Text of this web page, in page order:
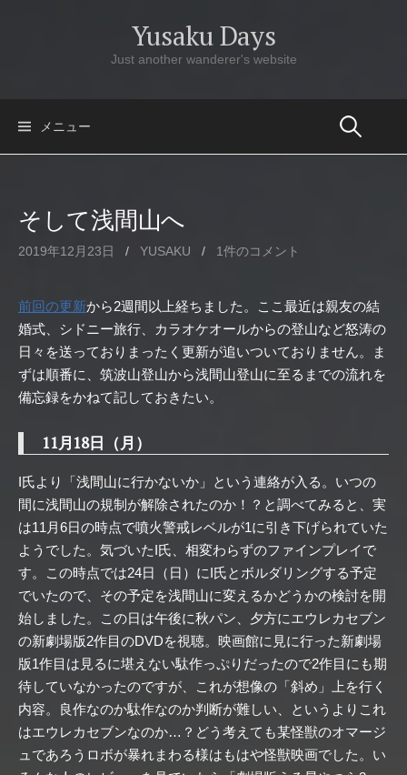
Yusaku Days
Just another wanderer's website
メニュー
そして浅間山へ
2019年12月23日 / YUSAKU / 1件のコメント
前回の更新から2週間以上経ちました。ここ最近は親友の結
婚式、シドニー旅行、カラオケオールからの登山など怒涛の
日々を送っておりまったく更新が追いついておりません。ま
ずは順番に、筑波山登山から浅間山登山に至るまでの流れを
備忘録をかねて記しておきたい。
11月18日（月）
I氏より「浅間山に行かないか」という連絡が入る。いつの
間に浅間山の規制が解除されたのか！？と調べてみると、実
は11月6日の時点で噴火警戒レベルが1に引き下げられていた
ようでした。気づいたI氏、相変わらずのファインプレイで
す。この時点では24日（日）にI氏とボルダリングする予定
でいたので、その予定を浅間山に変えるかどうかの検討を開
始しました。この日は午後に秋パン、夕方にエウレカセブン
の新劇場版2作目のDVDを視聴。映画館に見に行った新劇場
版1作目は見るに堪えない駄作っぷりだったので2作目にも期
待していなかったのですが、これが想像の「斜め」上を行く
内容。良作なのか駄作なのか判断が難しい、というよりこれ
はエウレカセブンなのか…？どう考えても某怪獣のオマージ
ュであろうロボが暴れまわる様はもはや怪獣映画でした。い